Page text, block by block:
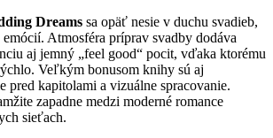
Dreams sa opäť nesie v duchu svadieb,
Atmosféra príprav svadby dodáva
aj jemný „feel good“ pocit, vďaka ktorému
Veľkým bonusom knihy sú aj
pred kapitolami a vizuálne spracovanie.
zapadne medzi moderné romance
sieťach.